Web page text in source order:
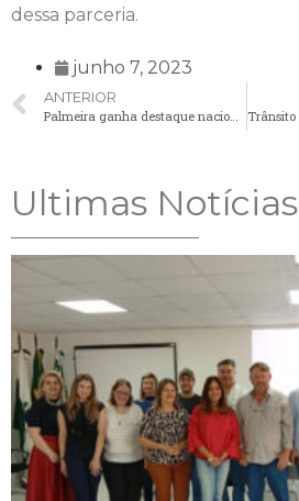
dessa parceria.
junho 7, 2023
ANTERIOR
Ultimas Notícias